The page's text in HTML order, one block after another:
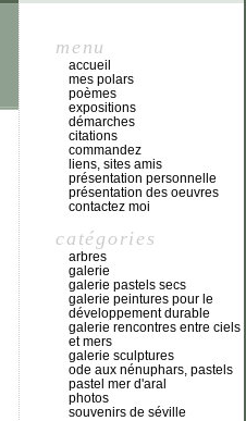
menu
accueil
mes polars
poèmes
expositions
démarches
citations
commandez
liens, sites amis
présentation personnelle
présentation des oeuvres
contactez moi
catégories
arbres
galerie
galerie pastels secs
galerie peintures pour le
développement durable
galerie rencontres entre ciels
et mers
galerie sculptures
ode aux nénuphars, pastels
pastel mer d'aral
photos
souvenirs de séville